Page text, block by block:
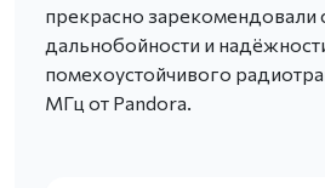
прекрасно зарекомендовали
дальнобойности и
помехоустойчивого
МГц от Pandora.